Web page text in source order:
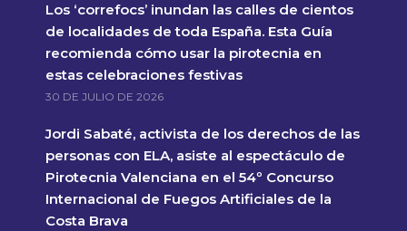
Los ‘correfocs’ inundan las calles de cientos
de localidades de toda España. Esta Guía
recomienda cómo usar la pirotecnia en
estas celebraciones festivas
30 DE JULIO DE 2026
Jordi Sabaté, activista de los derechos de las
personas con ELA, asiste al espectáculo de
Pirotecnia Valenciana en el 54º Concurso
Internacional de Fuegos Artificiales de la
Costa Brava